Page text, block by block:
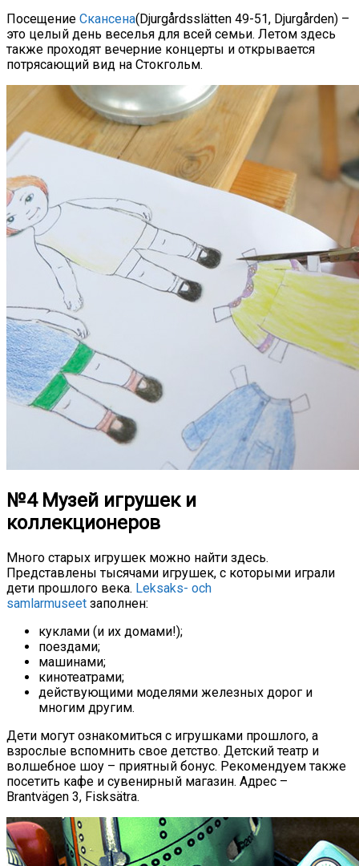
Посещение Скансена(Djurgårdsslätten 49-51, Djurgården) –
это целый день веселья для всей семьи. Летом здесь
также проходят вечерние концерты и открывается
потрясающий вид на Стокгольм.
№4 Музей игрушек и
коллекционеров
Много старых игрушек можно найти здесь.
Представлены тысячами игрушек, с которыми играли
дети прошлого века. Leksaks- och
samlarmuseet заполнен:
куклами (и их домами!);
поездами;
машинами;
кинотеатрами;
действующими моделями железных дорог и
многим другим.
Дети могут ознакомиться с игрушками прошлого, а
взрослые вспомнить свое детство. Детский театр и
волшебное шоу – приятный бонус. Рекомендуем также
посетить кафе и сувенирный магазин. Адрес –
Brantvägen 3, Fisksätra.